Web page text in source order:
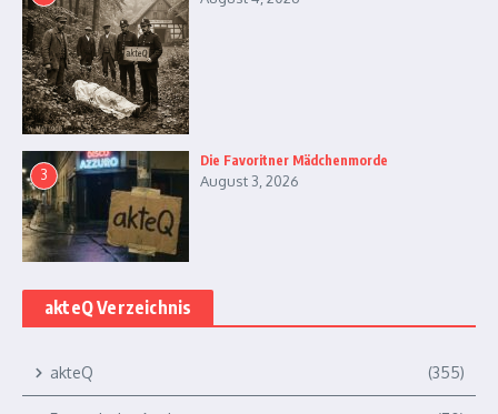
3
Die Favoritner Mädchenmorde
August 3, 2026
akteQ Verzeichnis
akteQ (355)